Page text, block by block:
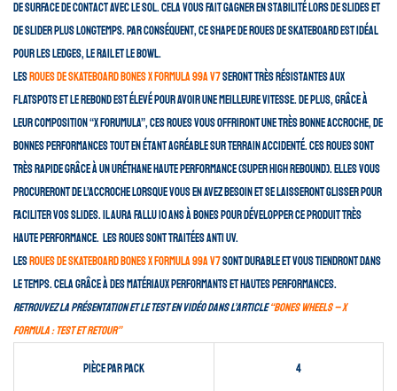
de surface de contact avec le sol. Cela vous fait gagner en stabilité lors de slides et
de slider plus longtemps. Par conséquent, ce shape de roues de skateboard est idéal
pour les ledges, le rail et le bowl.
Les roues de skateboard Bones X Formula 99A V7seront très résistantes aux
flatspots et le rebond est élevé pour avoir une meilleure vitesse. De plus, grâce à
leur composition “X Forumula”, ces roues vous offriront une très bonne accroche, de
bonnes performances tout en étant agréable sur terrain accidenté. Ces roues sont
très rapide grâce à un uréthane haute performance (super high rebound). Elles vous
procureront de l’accroche lorsque vous en avez besoin et se laisseront glisser pour
faciliter vos slides. Il aura fallu 10 ans à Bones pour développer ce produit très
haute performance. Les roues sont traitées anti UV.
Les roues de skateboard Bones X Formula 99A V7sont durable et vous tiendront dans
le temps. Cela grâce à des matériaux performants et hautes performances.
Retrouvez la présentation et le test en vidéo dans l’article“Bones Wheels – X
Formula : test et retour”
Pièce par pack 4